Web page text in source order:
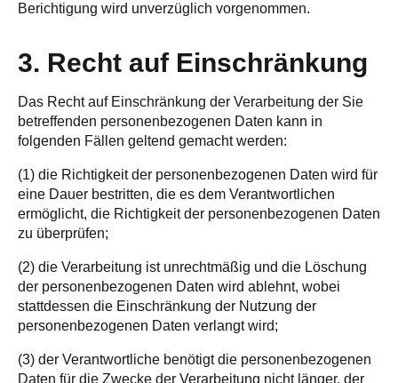
Berichtigung wird unverzüglich vorgenommen.
3. Recht auf Einschränkung
Das Recht auf Einschränkung der Verarbeitung der Sie
betreffenden personenbezogenen Daten kann in
folgenden Fällen geltend gemacht werden:
(1) die Richtigkeit der personenbezogenen Daten wird für
eine Dauer bestritten, die es dem Verantwortlichen
ermöglicht, die Richtigkeit der personenbezogenen Daten
zu überprüfen;
(2) die Verarbeitung ist unrechtmäßig und die Löschung
der personenbezogenen Daten wird ablehnt, wobei
stattdessen die Einschränkung der Nutzung der
personenbezogenen Daten verlangt wird;
(3) der Verantwortliche benötigt die personenbezogenen
Daten für die Zwecke der Verarbeitung nicht länger, der